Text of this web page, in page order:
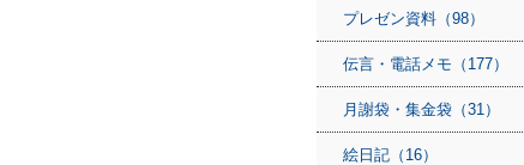
プレゼン資料（98）
伝言・電話メモ（177）
月謝袋・集金袋（31）
絵日記（16）